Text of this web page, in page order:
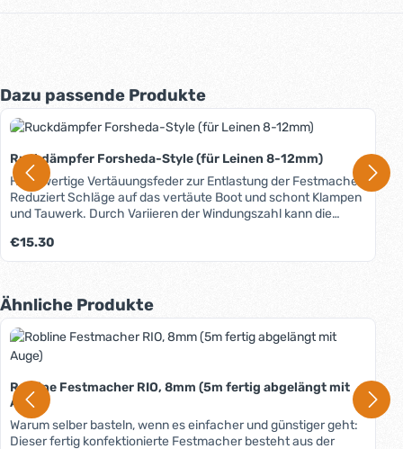
Produktgalerie überspringen
Dazu passende Produkte
Ruckdämpfer Forsheda-Style (für Leinen 8-12mm)
Hochwertige Vertäuungsfeder zur Entlastung der Festmacher.
Reduziert Schläge auf das vertäute Boot und schont Klampen
und Tauwerk. Durch Variieren der Windungszahl kann die
Bei 1 Windung 50mm, bei 2 Windungen 150mm, bei 3
Windungen 250mm.
Regulärer Preis:
€15.30
Produktgalerie überspringen
Ähnliche Produkte
Robline Festmacher RIO, 8mm (5m fertig abgelängt mit
Auge)
Warum selber basteln, wenn es einfacher und günstiger geht:
Dieser fertig konfektionierte Festmacher besteht aus der